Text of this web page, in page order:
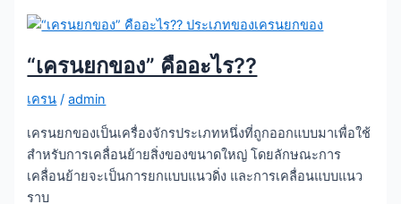
“เครนยกของ” คืออะไร??
เครน /admin
เครนยกของเป็นเครื่องจักรประเภทหนึ่งที่ถูกออกแบบมาเพื่อใช้
สำหรับการเคลื่อนย้ายสิ่งของขนาดใหญ่ โดยลักษณะการ
เคลื่อนย้ายจะเป็นการยกแบบแนวดิ่ง และการเคลื่อนแบบแนว
ราบ